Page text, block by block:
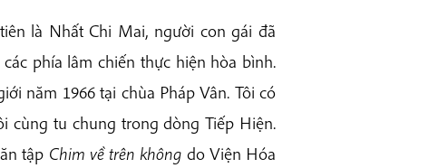
là Nhất Chi Mai, người con gái đã
phía lâm chiến thực hiện hòa bình.
năm 1966 tại chùa Pháp Vân. Tôi có
cùng tu chung trong dòng Tiếp Hiện.
tập Chim về trên không do Viện Hóa